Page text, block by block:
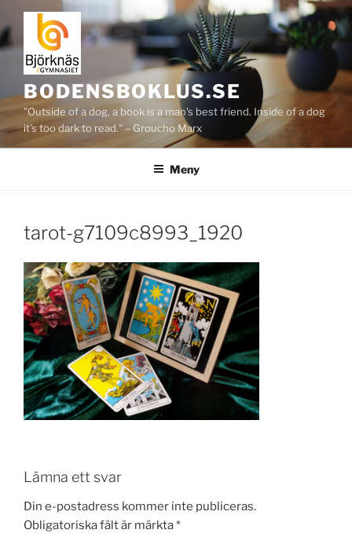
Hoppa
till
innehåll
BODENSBOKLUS.SE
"Outside of a dog, a book is a man's best friend. Inside of a dog
it's too dark to read." – Groucho Marx
Meny
tarot-g7109c8993_1920
Lämna ett svar
Din e-postadress kommer inte publiceras.
Obligatoriska fält är märkta*